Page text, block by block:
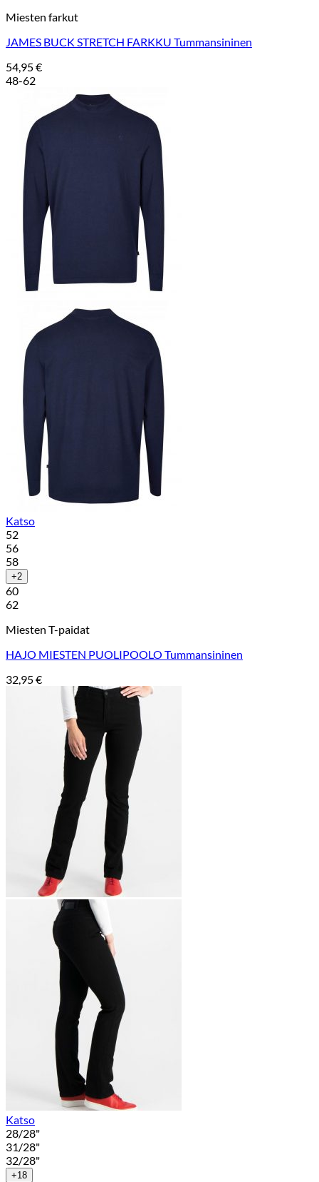
Miesten farkut
JAMES BUCK STRETCH FARKKU Tummansininen
54,95€
48-62
Katso
52
56
58
+2
60
62
Miesten T-paidat
HAJO MIESTEN PUOLIPOOLO Tummansininen
32,95€
Katso
28/28"
31/28"
32/28"
+18